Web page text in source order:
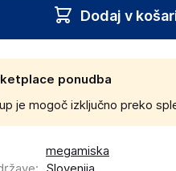
Dodaj v
ponudba
je mogoč izključno preko
megamiska